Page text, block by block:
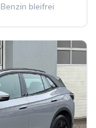
Benzin bleifrei